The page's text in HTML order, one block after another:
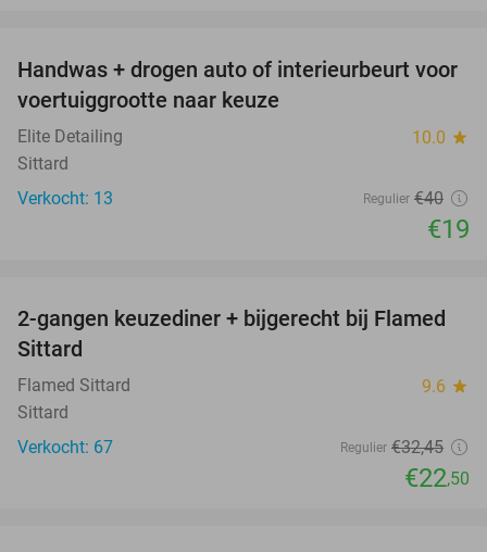
53%
Handwas + drogen auto of interieurbeurt voor
voertuiggrootte naar keuze
Elite Detailing 10.0 star
Sittard
Verkocht: 13
Regulier €40
€19
31%
2-gangen keuzediner + bijgerecht bij Flamed
Sittard
Flamed Sittard 9.6 star
Sittard
Verkocht: 67
Regulier €32,45
€22,50